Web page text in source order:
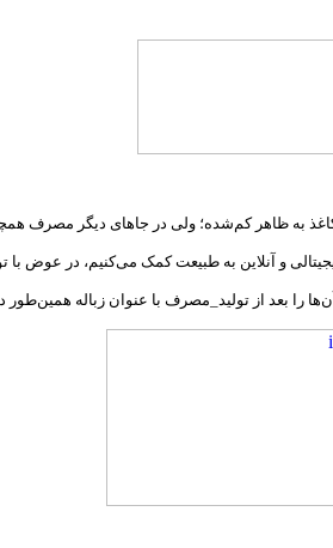
به ظاهر کم‌شده؛ ولی در جاهای دیگر مصرف
و آنلاین به طبیعت کمک می‌کنیم، در عوض با
را بعد از تولید_مصرف با عنوان زباله